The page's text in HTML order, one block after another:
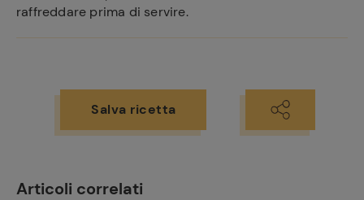
raffreddare prima di servire.
Salva ricetta
Articoli correlati
Ricette